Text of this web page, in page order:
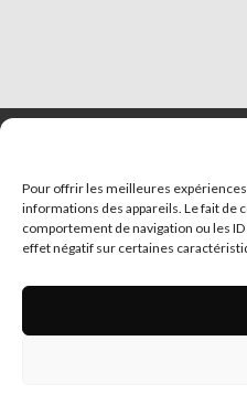
Pour offrir les meilleures
informations des appareils. Le fait de
comportement de navigation ou les
effet négatif sur certaines